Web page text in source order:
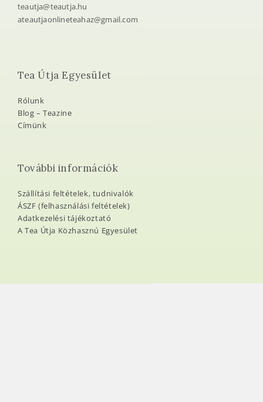
teautja@teautja.hu
ateautjaonlineteahaz@gmail.com
Tea Útja Egyesület
Rólunk
Blog – Teazine
Címünk
További információk
Szállítási feltételek, tudnivalók
ÁSZF (felhasználási feltételek)
Adatkezelési tájékoztató
A Tea Útja Közhasznú Egyesület